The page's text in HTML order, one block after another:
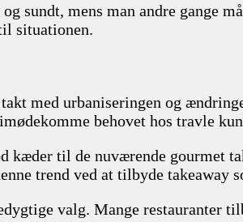
sundt, mens man andre gange
situationen.
med urbaniseringen og
behovet hos travle
kæder til de nuværende gourmet
trend ved at tilbyde takeaway
valg. Mange restauranter